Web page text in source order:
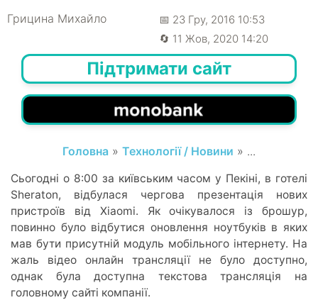
Грицина Михайло
📅 23 Гру, 2016 10:53
🔄 11 Жов, 2020 14:20
Підтримати сайт
Головна » Технології / Новини » ...
Сьогодні о 8:00 за київським часом у Пекіні, в готелі
Sheraton, відбулася чергова презентація нових
пристроїв від Xiaomi. Як очікувалося із брошур,
повинно було відбутися оновлення ноутбуків в яких
мав бути присутній модуль мобільного інтернету. На
жаль відео онлайн трансляції не було доступно,
однак була доступна текстова трансляція на
головному сайті компанії.